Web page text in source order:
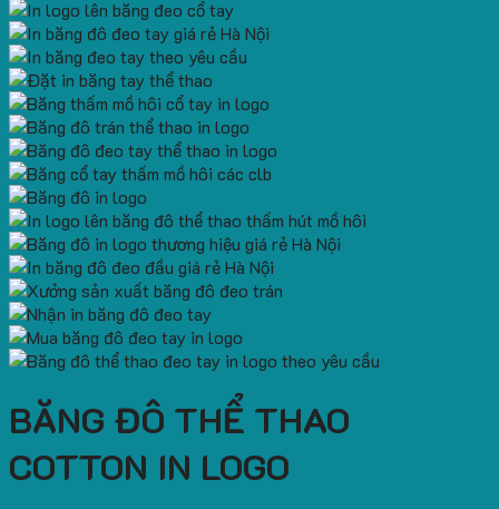
BĂNG ĐÔ THỂ THAO
COTTON IN LOGO